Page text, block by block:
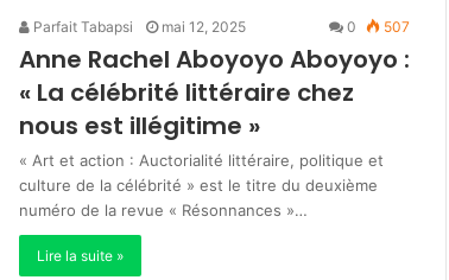
Parfait Tabapsi mai 12, 2025 0 507
Anne Rachel Aboyoyo Aboyoyo :
« La célébrité littéraire chez
nous est illégitime »
« Art et action : Auctorialité littéraire, politique et
culture de la célébrité » est le titre du deuxième
numéro de la revue « Résonnances »…
Lire la suite »